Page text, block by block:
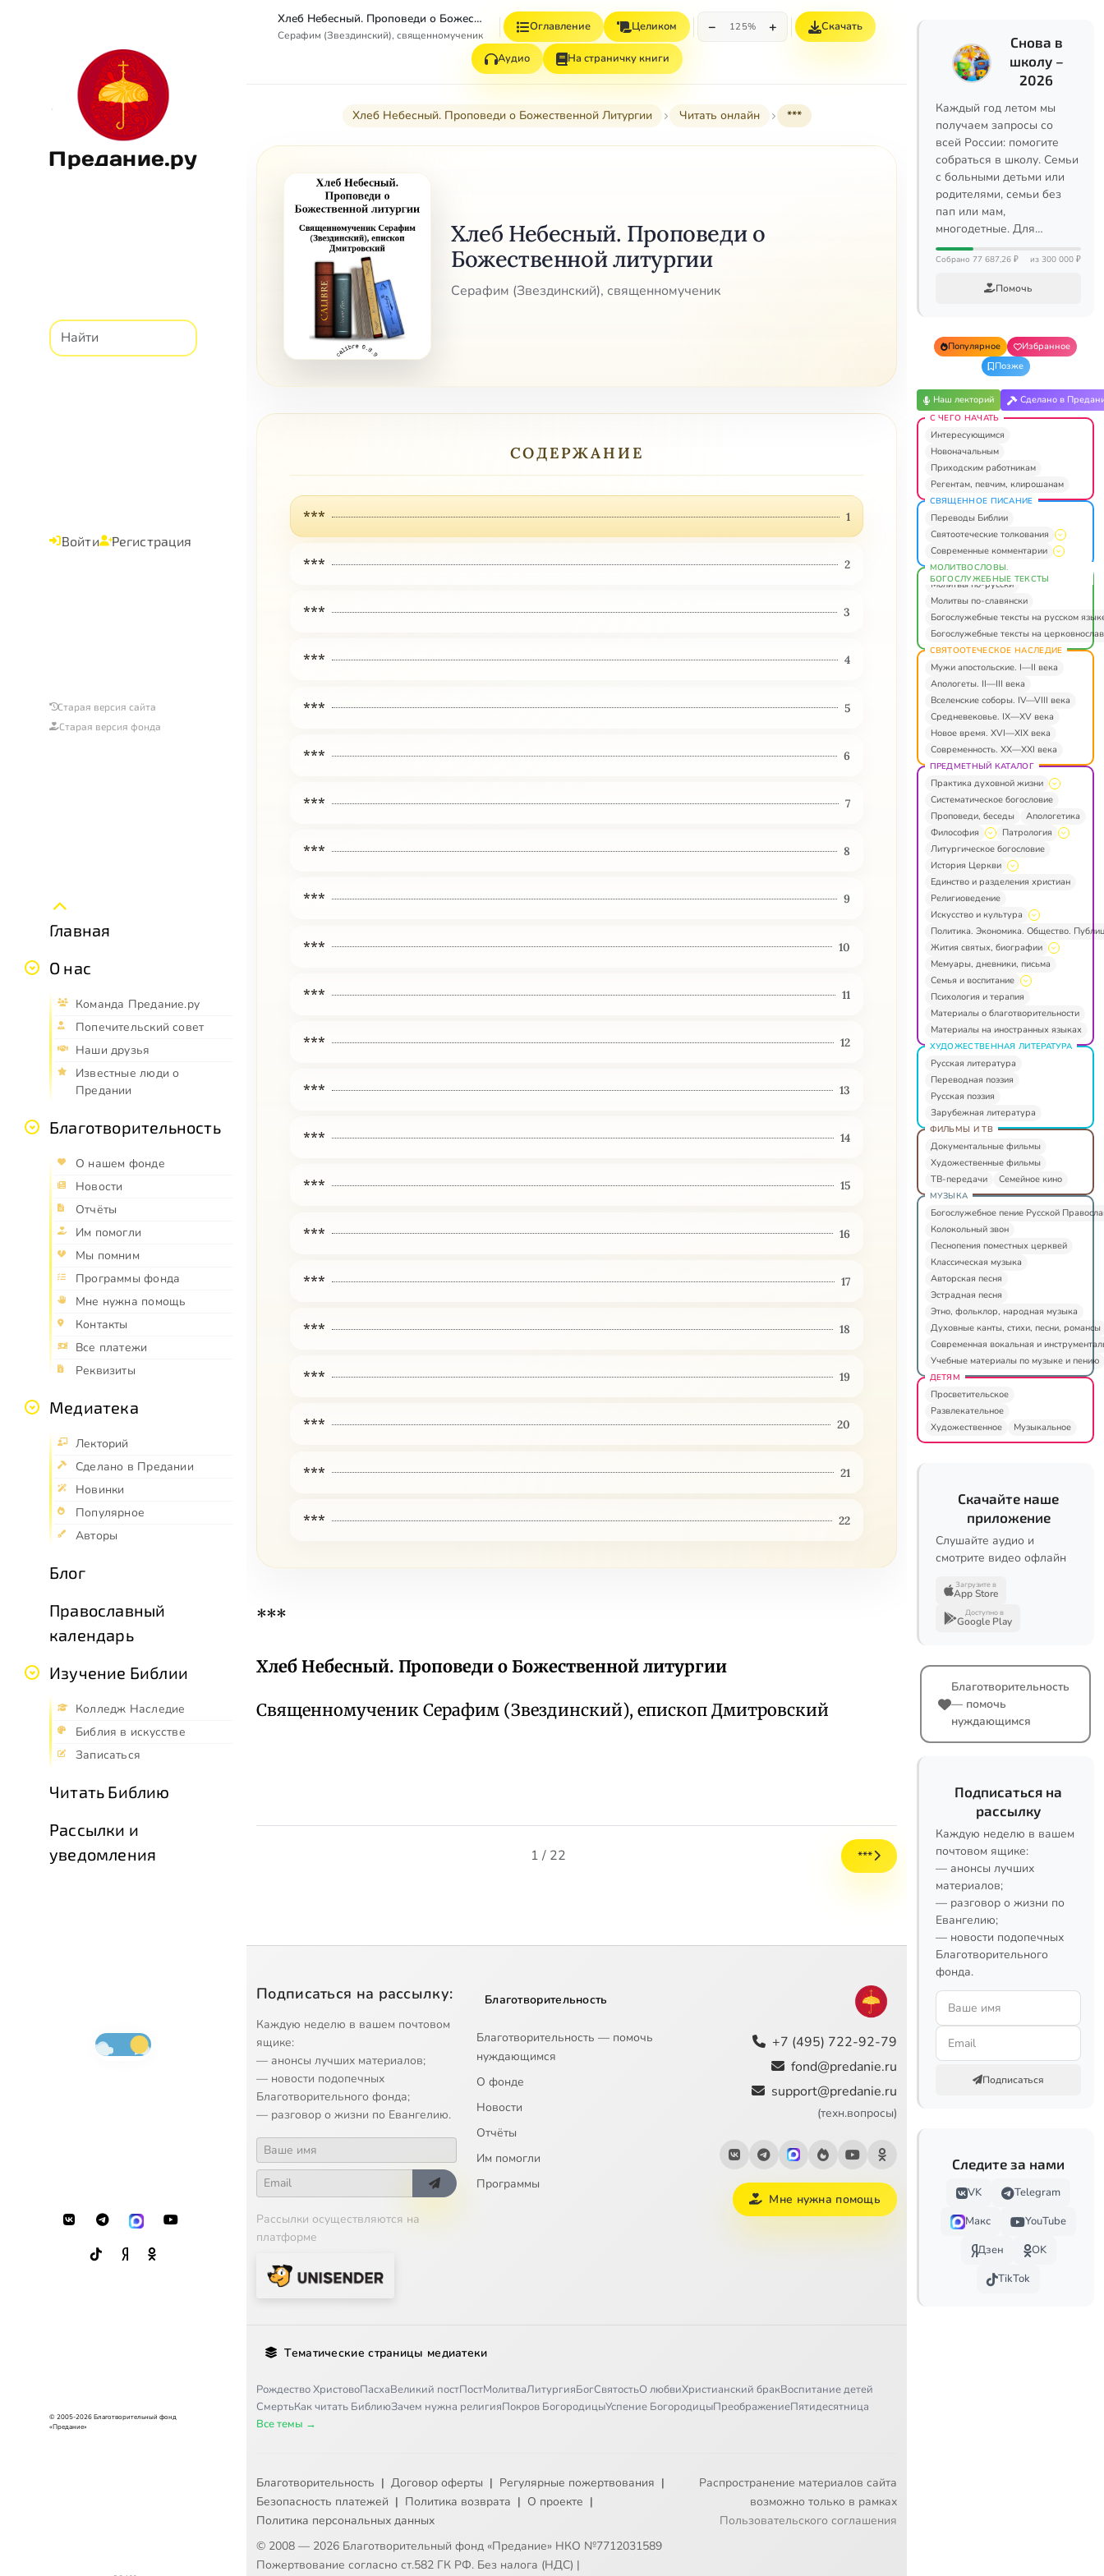
Предание.ру
Войти Регистрация
Старая версия сайта
Старая версия фонда
Главная
О нас
Команда Предание.ру
Попечительский совет
Наши друзья
Известные люди о
Предании
Благотворительность
О нашем фонде
Новости
Отчёты
Им помогли
Мы помним
Программы фонда
Мне нужна помощь
Контакты
Все платежи
Реквизиты
Медиатека
Лекторий
Сделано в Предании
Новинки
Популярное
Авторы
Блог
Православный
календарь
Изучение Библии
Колледж Наследие
Библия в искусстве
Записаться
Читать Библию
Рассылки и
уведомления
© 2005-2026 Благотворительный фонд
«Предание»
Хлеб Небесный. Проповеди о Божественной литургии
Серафим (Звездинский), священномученик
Оглавление Целиком − 125% + Скачать
Аудио На страничку книги
Хлеб Небесный. Проповеди о Божественной Литургии Читать онлайн ***
Хлеб Небесный. Проповеди о
Божественной литургии
Серафим (Звездинский), священномученик
СОДЕРЖАНИЕ
*** 1
*** 2
*** 3
*** 4
*** 5
*** 6
*** 7
*** 8
*** 9
*** 10
*** 11
*** 12
*** 13
*** 14
*** 15
*** 16
*** 17
*** 18
*** 19
*** 20
*** 21
*** 22
***
Хлеб Небесный. Проповеди о Божественной литургии
Священномученик Серафим (Звездинский), епископ Дмитровский
1 / 22 ***
Подписаться на рассылку:
Каждую неделю в вашем почтовом
ящике:
— анонсы лучших материалов;
— новости подопечных
Благотворительного фонда;
— разговор о жизни по Евангелию.
Рассылки осуществляются на
платформе
Благотворительность
Благотворительность — помочь
нуждающимся
О фонде
Новости
Отчёты
Им помогли
Программы
+7 (495) 722-92-79
fond@predanie.ru
support@predanie.ru
(техн.вопросы)
Мне нужна помощь
Тематические страницы медиатеки
Рождество ХристовоПасхаВеликий постПостМолитваЛитургияБогСвятостьО любвиХристианский бракВоспитание детей
СмертьКак читать БиблиюЗачем нужна религияПокров БогородицыУспение БогородицыПреображениеПятидесятница
Все темы →
Благотворительность | Договор оферты | Регулярные пожертвования |
Безопасность платежей | Политика возврата | О проекте |
Политика персональных данных
© 2008 — 2026 Благотворительный фонд «Предание» НКО №7712031589
Пожертвование согласно ст.582 ГК РФ. Без налога (НДС) |
Распространение материалов сайта
возможно только в рамках
Пользовательского соглашения
Снова в
школу –
2026
Каждый год летом мы
получаем запросы со
всей России: помогите
собраться в школу. Семьи
с больными детьми или
родителями, семьи без
пап или мам,
многодетные. Для…
Собрано 77 687,26 ₽ из 300 000 ₽
Помочь
Популярное
Избранное
Позже
Наш лекторий Сделано в
С ЧЕГО НАЧАТЬ
Интересующимся
Новоначальным
Приходским работникам
Регентам, певчим, клирошанам
СВЯЩЕННОЕ ПИСАНИЕ
Переводы Библии
Святоотеческие толкования
Современные комментарии
МОЛИТВОСЛОВЫ.
БОГОСЛУЖЕБНЫЕ ТЕКСТЫ
Молитвы по-русски
Молитвы по-славянски
Богослужебные тексты на русском
Богослужебные тексты на
СВЯТООТЕЧЕСКОЕ НАСЛЕДИЕ
Мужи апостольские. I—II века
Апологеты. II—III века
Вселенские соборы. IV—VIII века
Средневековье. IX—XV века
Новое время. XVI—XIX века
Современность. XX—XXI века
ПРЕДМЕТНЫЙ КАТАЛОГ
Практика духовной жизни
Систематическое богословие
Проповеди, беседы
Апологетика
Философия
Патрология
Литургическое богословие
История Церкви
Единство и разделения христиан
Религиоведение
Искусство и культура
Политика. Экономика. Общество.
Жития святых, биографии
Мемуары, дневники, письма
Семья и воспитание
Психология и терапия
Материалы о благотворительности
Материалы на иностранных языках
ХУДОЖЕСТВЕННАЯ ЛИТЕРАТУРА
Русская литература
Переводная поэзия
Русская поэзия
Зарубежная литература
ФИЛЬМЫ И ТВ
Документальные фильмы
Художественные фильмы
ТВ-передачи
Семейное кино
МУЗЫКА
Богослужебное пение Русской
Колокольный звон
Песнопения поместных церквей
Классическая музыка
Авторская песня
Эстрадная песня
Этно, фольклор, народная музыка
Духовные канты, стихи, песни, романсы
Современная вокальная и
Учебные материалы по музыке и пению
ДЕТЯМ
Просветительское
Развлекательное
Художественное
Музыкальное
Скачайте наше
приложение
Слушайте аудио и
смотрите видео офлайн
Загрузите в
App Store
Доступно в
Google Play
Благотворительность
— помочь
нуждающимся
Подписаться на
рассылку
Каждую неделю в вашем
почтовом ящике:
— анонсы лучших
материалов;
— разговор о жизни по
Евангелию;
— новости подопечных
Благотворительного
фонда.
Подписаться
Следите за нами
VK
Telegram
Макс
YouTube
Дзен
OK
TikTok